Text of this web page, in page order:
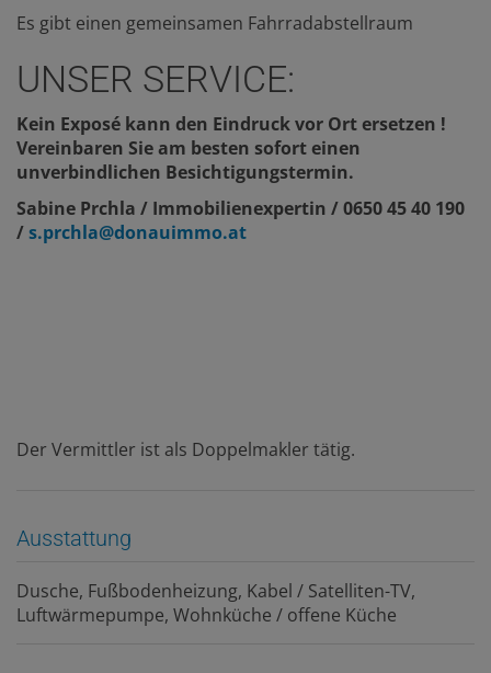
Es gibt einen gemeinsamen Fahrradabstellraum
UNSER SERVICE:
Kein Exposé kann den Eindruck vor Ort ersetzen !
Vereinbaren Sie am besten sofort einen
unverbindlichen Besichtigungstermin.
Sabine Prchla / Immobilienexpertin / 0650 45 40 190
/s.prchla@donauimmo.at
Der Vermittler ist als Doppelmakler tätig.
Ausstattung
Dusche Fußbodenheizung Kabel / Satelliten-TV
Luftwärmepumpe Wohnküche / offene Küche